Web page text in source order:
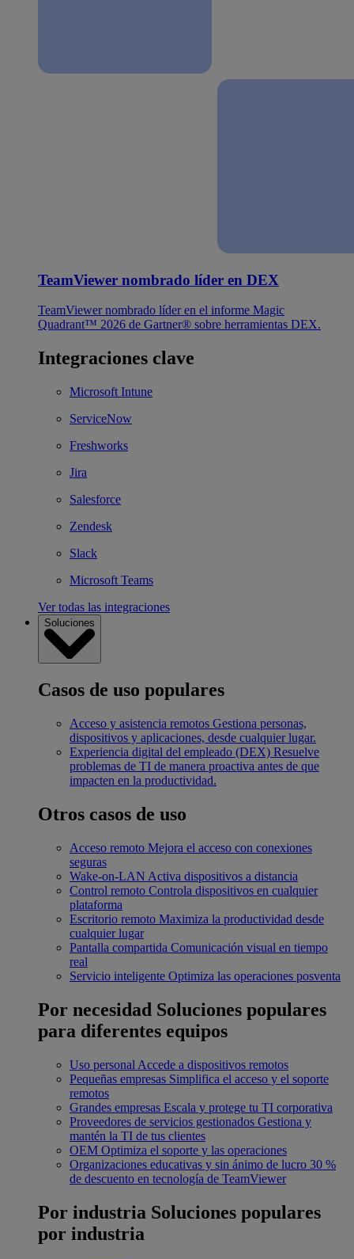
TeamViewer nombrado líder en DEX
TeamViewer nombrado líder en el informe Magic
Quadrant™ 2026 de Gartner® sobre herramientas DEX.
Integraciones clave
Microsoft Intune
ServiceNow
Freshworks
Jira
Salesforce
Zendesk
Slack
Microsoft Teams
Ver todas las integraciones
Soluciones
Casos de uso populares
Acceso y asistencia remotos Gestiona personas,
dispositivos y aplicaciones, desde cualquier lugar.
Experiencia digital del empleado (DEX) Resuelve
problemas de TI de manera proactiva antes de que
impacten en la productividad.
Otros casos de uso
Acceso remoto Mejora el acceso con conexiones
seguras
Wake-on-LAN Activa dispositivos a distancia
Control remoto Controla dispositivos en cualquier
plataforma
Escritorio remoto Maximiza la productividad desde
cualquier lugar
Pantalla compartida Comunicación visual en tiempo
real
Servicio inteligente Optimiza las operaciones posventa
Por necesidad Soluciones populares
para diferentes equipos
Uso personal Accede a dispositivos remotos
Pequeñas empresas Simplifica el acceso y el soporte
remotos
Grandes empresas Escala y protege tu TI corporativa
Proveedores de servicios gestionados Gestiona y
mantén la TI de tus clientes
OEM Optimiza el soporte y las operaciones
Organizaciones educativas y sin ánimo de lucro 30 %
de descuento en tecnología de TeamViewer
Por industria Soluciones populares
por industria